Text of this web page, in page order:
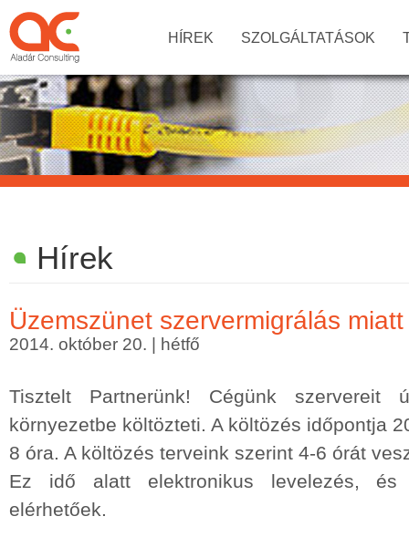
HÍREK SZOLGÁLTATÁSOK
Hírek
Üzemszünet szervermigrálás miatt
2014. október 20. | hétfő
Tisztelt Partnerünk! Cégünk szervereit
környezetbe költözteti. A költözés időpontja
8 óra. A költözés terveink szerint 4-6 órát
Ez idő alatt elektronikus levelezés, és
elérhetőek.